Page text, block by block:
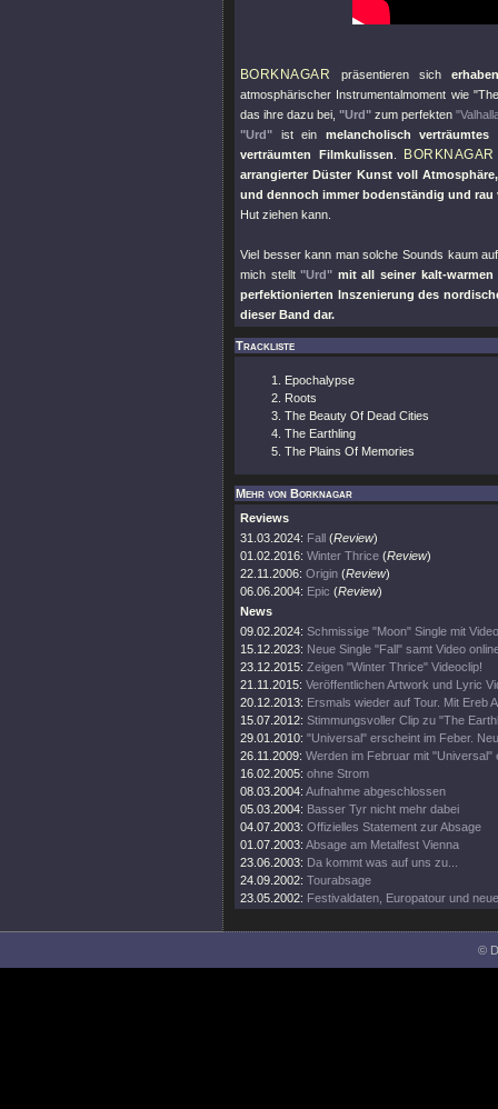
BORKNAGAR präsentieren sich
atmosphärischer Instrumentalmoment wie
das ihre dazu bei, "Urd" zum perfekten
"Urd" ist ein melancholisch
verträumten Filmkulissen
BORKNAGAR
arrangierter Düster Kunst voll
und dennoch immer bodenständig und rau
Hut ziehen kann.
Viel besser kann man solche Sounds kaum
mich stellt"Urd" mit all seiner kalt-
perfektionierten Inszenierung des
dieser Band dar.
Trackliste
Epochalypse
Roots
The Beauty Of Dead Cities
The Earthling
The Plains Of Memories
Mehr von Borknagar
Reviews
31.03.2024: Fall (Review)
01.02.2016: Winter Thrice (Review)
22.11.2006: Origin (Review)
06.06.2004: Epic (Review)
News
09.02.2024: Schmissige "Moon" Single mit Video
15.12.2023: Neue Single "Fall" samt Video
23.12.2015: Zeigen "Winter Thrice" Videoclip!
21.11.2015: Veröffentlichen Artwork und Lyric
20.12.2013: Ersmals wieder auf Tour. Mit Ereb
15.07.2012: Stimmungsvoller Clip zu "The
29.01.2010: "Universal" erscheint im Feber.
26.11.2009: Werden im Februar mit "Universal"
16.02.2005: ohne Strom
08.03.2004: Aufnahme abgeschlossen
05.03.2004: Basser Tyr nicht mehr dabei
04.07.2003: Offizielles Statement zur Absage
01.07.2003: Absage am Metalfest Vienna
23.06.2003: Da kommt was auf uns zu...
24.09.2002: Tourabsage
23.05.2002: Festivaldaten, Europatour und
©